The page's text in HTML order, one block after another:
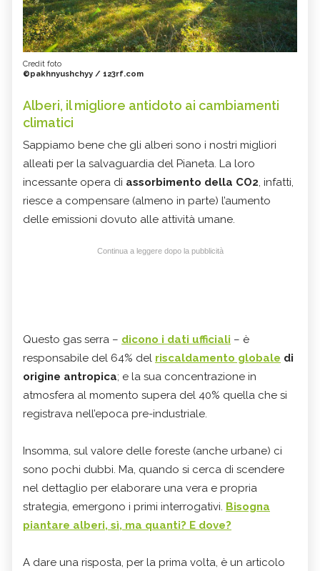
Credit foto
©pakhnyushchyy / 123rf.com
Alberi, il migliore antidoto ai cambiamenti
climatici
Sappiamo bene che gli alberi sono i nostri migliori
alleati per la salvaguardia del Pianeta. La loro
incessante opera di assorbimento della CO2, infatti,
riesce a compensare (almeno in parte) l’aumento
delle emissioni dovuto alle attività umane.
Continua a leggere dopo la pubblicità
Questo gas serra – dicono i dati ufficiali – è
responsabile del 64% del riscaldamento globale di
origine antropica; e la sua concentrazione in
atmosfera al momento supera del 40% quella che si
registrava nell’epoca pre-industriale.
Insomma, sul valore delle foreste (anche urbane) ci
sono pochi dubbi. Ma, quando si cerca di scendere
nel dettaglio per elaborare una vera e propria
strategia, emergono i primi interrogativi. Bisogna
piantare alberi, sì, ma quanti? E dove?
A dare una risposta, per la prima volta, è un articolo